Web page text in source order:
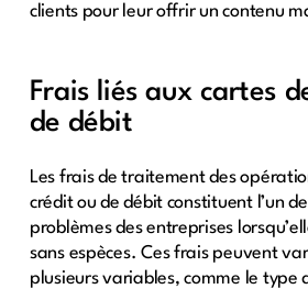
clients pour leur offrir un contenu
Frais liés aux cartes
de débit
Les frais de traitement des
crédit ou de débit constituent l’un
problèmes des entreprises
sans espèces. Ces frais peuvent
plusieurs variables, comme le type